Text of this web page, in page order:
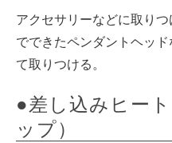
アクセサリーなどに取り
でできたペンダントヘッ
て取りつける。
●差し込みヒー
ップ）